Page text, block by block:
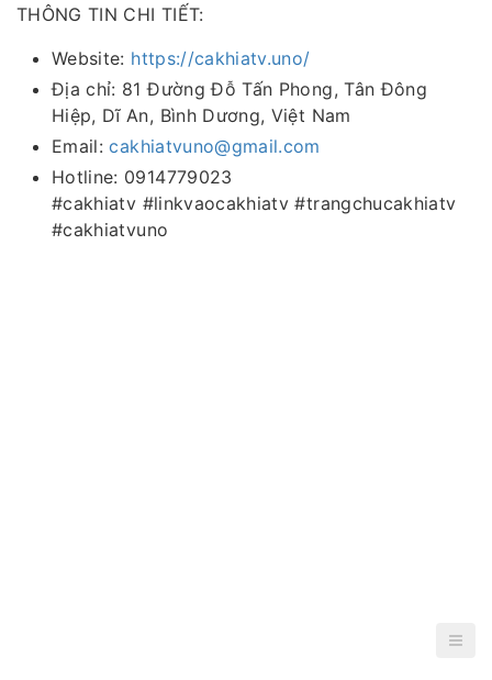
THÔNG TIN CHI TIẾT:
Website: https://cakhiatv.uno/
Địa chỉ: 81 Đường Đỗ Tấn Phong, Tân Đông
Hiệp, Dĩ An, Bình Dương, Việt Nam
Email:cakhiatvuno@gmail.com
Hotline: 0914779023
#cakhiatv #linkvaocakhiatv #trangchucakhiatv
#cakhiatvuno